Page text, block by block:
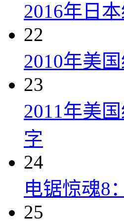
2016年日
22
2010年美
23
2011年美
字
24
电锯惊魂8
25